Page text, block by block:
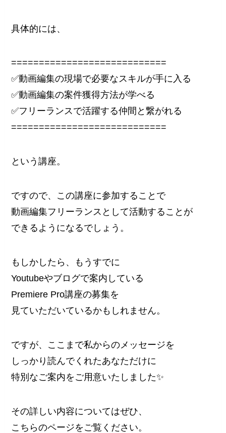
具体的には、
============================
✅動画編集の現場で必要なスキルが手に入る
✅動画編集の案件獲得方法が学べる
✅フリーランスで活躍する仲間と繋がれる
============================
という講座。
ですので、この講座に参加することで
動画編集フリーランスとして活動することが
できるようになるでしょう。
もしかしたら、もうすでに
Youtubeやブログで案内している
Premiere Pro講座の募集を
見ていただいているかもしれません。
ですが、ここまで私からのメッセージを
しっかり読んでくれたあなただけに
特別なご案内をご用意いたしました✨
その詳しい内容についてはぜひ、
こちらのページをご覧ください。